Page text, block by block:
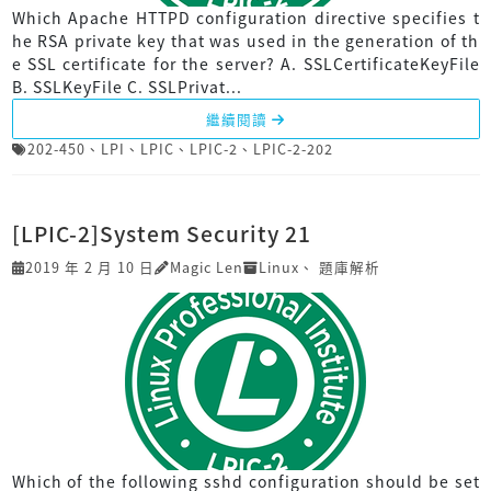
Which Apache HTTPD configuration directive specifies t
he RSA private key that was used in the generation of th
e SSL certificate for the server? A. SSLCertificateKeyFile
B. SSLKeyFile C. SSLPrivat...
繼續閱讀
202-450 、 LPI 、 LPIC 、 LPIC-2 、 LPIC-2-202
[LPIC-2]System Security 21
2019 年 2 月 10 日 Magic Len Linux 、 題庫解析
Which of the following sshd configuration should be set